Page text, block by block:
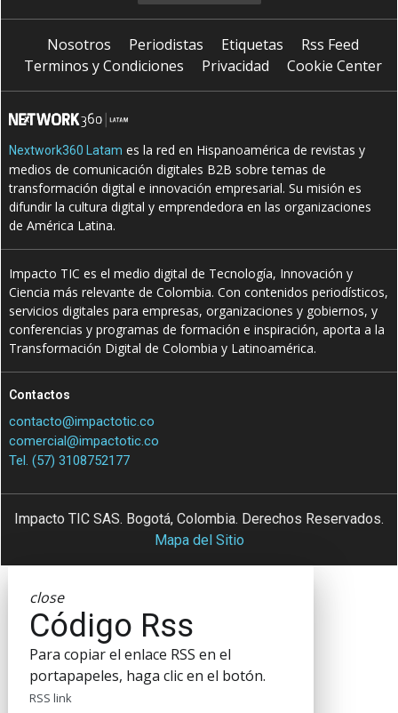
Nosotros Periodistas Etiquetas
Rss Feed
Terminos y Condiciones
Privacidad Cookie Center
Nextwork360 Latam es la red en Hispanoamérica de revistas y
medios de comunicación digitales B2B sobre temas de
transformación digital e innovación empresarial. Su misión es
difundir la cultura digital y emprendedora en las organizaciones
de América Latina.
Impacto TIC es el medio digital de Tecnología, Innovación y
Ciencia más relevante de Colombia. Con contenidos periodísticos,
servicios digitales para empresas, organizaciones y gobiernos, y
conferencias y programas de formación e inspiración, aporta a la
Transformación Digital de Colombia y Latinoamérica.
Contactos
contacto@impactotic.co
comercial@impactotic.co
Tel. (57) 3108752177
Impacto TIC SAS. Bogotá, Colombia. Derechos Reservados.
Mapa del Sitio
close
Código Rss
Para copiar el enlace RSS en el
portapapeles, haga clic en el botón.
RSS link